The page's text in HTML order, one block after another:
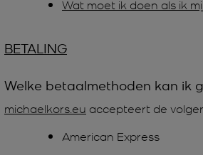
Wat moet ik doen als ik
BETALING
Welke betaalmethoden kan ik
michaelkors.eu accepteert de
American Express